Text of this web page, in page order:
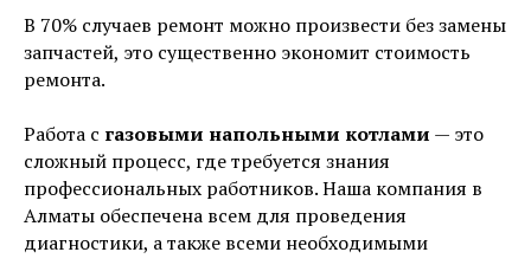
В 70% случаев ремонт можно произвести без замены
запчастей, это существенно экономит стоимость
ремонта.
Работа с газовыми напольными котлами — это
сложный процесс, где требуется знания
профессиональных работников. Наша компания в
Алматы обеспечена всем для проведения
диагностики, а также всеми необходимыми